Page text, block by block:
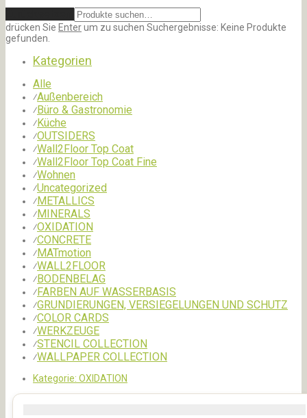
drücken Sie Enterum zu suchen Suchergebnisse: Keine Produkte
gefunden.
Kategorien
Alle
⁄Außenbereich
⁄Büro & Gastronomie
⁄Küche
⁄OUTSIDERS
⁄Wall2Floor Top Coat
⁄Wall2Floor Top Coat Fine
⁄Wohnen
⁄Uncategorized
⁄METALLICS
⁄MINERALS
⁄OXIDATION
⁄CONCRETE
⁄MATmotion
⁄WALL2FLOOR
⁄BODENBELAG
⁄FARBEN AUF WASSERBASIS
⁄GRUNDIERUNGEN, VERSIEGELUNGEN UND SCHUTZ
⁄COLOR CARDS
⁄WERKZEUGE
⁄STENCIL COLLECTION
⁄WALLPAPER COLLECTION
Kategorie: OXIDATION